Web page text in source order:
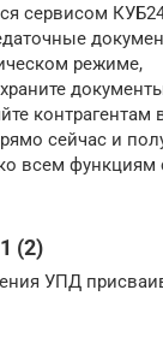
сервисом
режиме,
контрагентам
сейчас и
всем функциям
(2)
УПД